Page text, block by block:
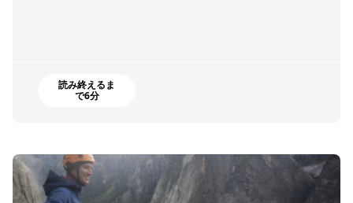
読み終えるま
で6分